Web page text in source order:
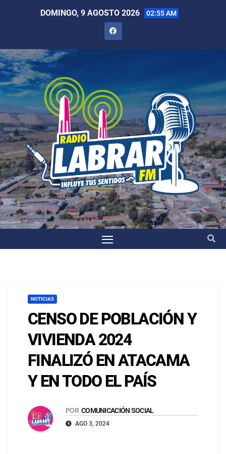
DOMINGO, 9 AGOSTO 2026 02:55 AM
NOTICIAS
CENSO DE POBLACIÓN Y
VIVIENDA 2024
FINALIZÓ EN ATACAMA
Y EN TODO EL PAÍS
POR COMUNICACIÓN SOCIAL
AGO 3, 2024